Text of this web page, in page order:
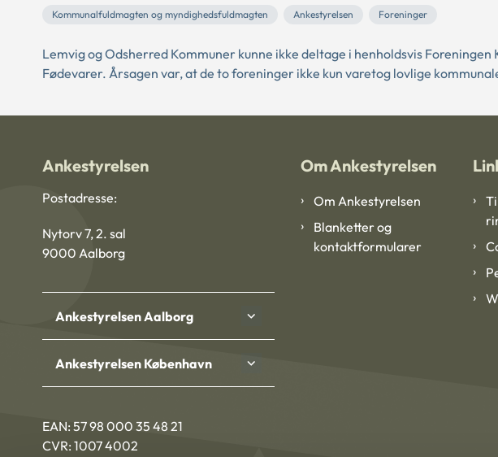
Kommunalfuldmagten og myndighedsfuldmagten Ankestyrelsen Foreninger
Lemvig og Odsherred Kommuner kunne ikke deltage i henholdsvis
Fødevarer. Årsagen var, at de to foreninger ikke kun varetog lovlige
Ankestyrelsen
Postadresse:
Nytorv 7, 2. sal
9000 Aalborg
Ankestyrelsen Aalborg
Ankestyrelsen København
EAN: 57 98 000 35 48 21
CVR: 1007 4002
Om Ankestyrelsen
Om Ankestyrelsen
Blanketter og
kontaktformularer